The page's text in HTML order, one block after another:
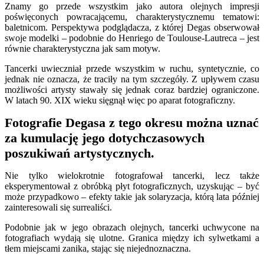
Znamy go przede wszystkim jako autora olejnych impresji
poświęconych powracającemu, charakterystycznemu tematowi:
baletnicom. Perspektywa podglądacza, z której Degas obserwował
swoje modelki – podobnie do Henriego de Toulouse-Lautreca – jest
równie charakterystyczna jak sam motyw.
Tancerki uwieczniał przede wszystkim w ruchu, syntetycznie, co
jednak nie oznacza, że traciły na tym szczegóły. Z upływem czasu
możliwości artysty stawały się jednak coraz bardziej ograniczone.
W latach 90. XIX wieku sięgnął więc po aparat fotograficzny.
Fotografie Degasa z tego okresu można uznać
za kumulację jego dotychczasowych
poszukiwań artystycznych.
Nie tylko wielokrotnie fotografował tancerki, lecz także
eksperymentował z obróbką płyt fotograficznych, uzyskując – być
może przypadkowo – efekty takie jak solaryzacja, którą lata później
zainteresowali się surrealiści.
Podobnie jak w jego obrazach olejnych, tancerki uchwycone na
fotografiach wydają się ulotne. Granica między ich sylwetkami a
tłem miejscami zanika, stając się niejednoznaczna.